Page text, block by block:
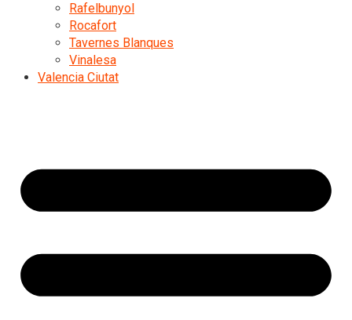
Rafelbunyol
Rocafort
Tavernes Blanques
Vinalesa
Valencia Ciutat